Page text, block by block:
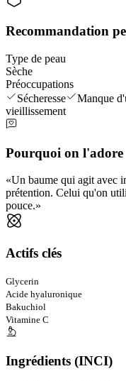
Recommandation
Type de peau
Sèche
Préoccupations
Sécheresse
Manque
vieillissement
Pourquoi on l'adore
Un baume qui agit avec
prétention. Celui qu'on
pouce.
Actifs clés
Glycerin
Acide hyaluronique
Bakuchiol
Vitamine C
Ingrédients (INCI)